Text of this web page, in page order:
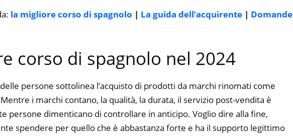
la migliore corso di spagnolo | La guida dell’acquirente | Domande
corso di spagnolo nel 2024
persone sottolinea l’acquisto di prodotti da marchi rinomati come
i marchi contano, la qualità, la durata, il servizio post-vendita è
persone dimenticano di controllare in anticipo. Voglio dire alla fine,
spendere per quello che è abbastanza forte e ha il supporto legittimo